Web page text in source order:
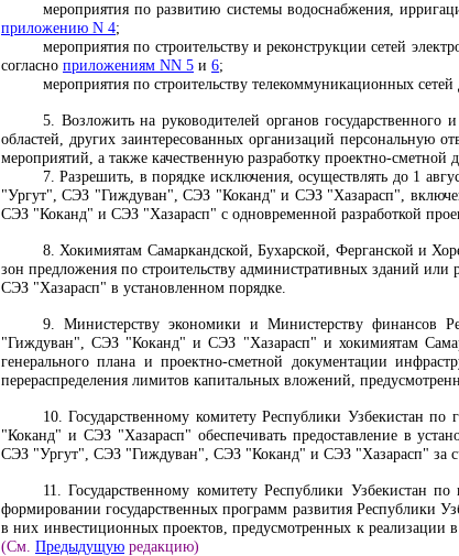
мероприятия по развитию системы водоснабжения,
приложению N 4;
мероприятия по строительству и реконструкции сетей
согласно приложениям NN 5 и 6;
мероприятия по строительству телекоммуникационных
5. Возложить на руководителей органов государственного
областей, других заинтересованных организаций персональную
мероприятий, а также качественную разработку проектно-
7. Разрешить, в порядке исключения, осуществлять до 1
"Ургут", СЭЗ "Гиждуван", СЭЗ "Коканд" и СЭЗ "Хазарасп",
СЭЗ "Коканд" и СЭЗ "Хазарасп" с одновременной разработкой
8. Хокимиятам Самаркандской, Бухарской, Ферганской и
зон предложения по строительству административных зданий
СЭЗ "Хазарасп" в установленном порядке.
9. Министерству экономики и Министерству финансов
"Гиждуван", СЭЗ "Коканд" и СЭЗ "Хазарасп" и хокимиятам
генерального плана и проектно-сметной документации
перераспределения лимитов капитальных вложений,
10. Государственному комитету Республики Узбекистан
"Коканд" и СЭЗ "Хазарасп" обеспечивать предоставление в
СЭЗ "Ургут", СЭЗ "Гиждуван", СЭЗ "Коканд" и СЭЗ "Хазарасп" за
11. Государственному комитету Республики Узбекистан
формировании государственных программ развития Республики
в них инвестиционных проектов, предусмотренных к реализации
(См. Предыдущую редакцию)